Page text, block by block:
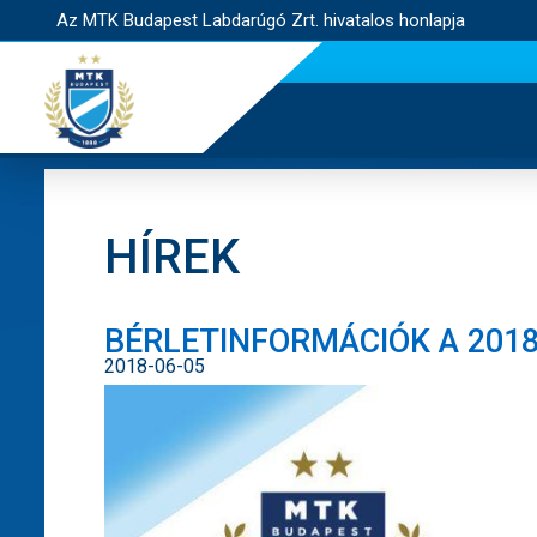
Az MTK Budapest Labdarúgó Zrt. hivatalos honlapja
HÍREK
BÉRLETINFORMÁCIÓK A
2018-06-05